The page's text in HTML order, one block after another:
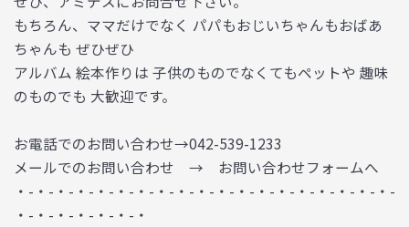
もちろん、ママだけでなく パパもおじいちゃんもおばあ
ちゃんも ぜひぜひ
アルバム 絵本作りは 子供のものでなくてもペットや 趣味
のものでも 大歓迎です。
お電話でのお問い合わせ→042-539-1233
メールでのお問い合わせ → お問い合わせフォームへ
・-・-・-・-・-・-・-・-・-・-・-・-・-・-・-・-・-・-・-
・-・-・-・-・-・-・